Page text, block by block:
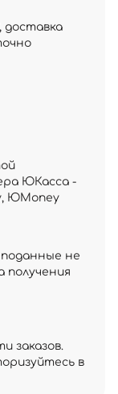
доставка
ЮКасса -
ЮMoney
не
получения
заказов.
в